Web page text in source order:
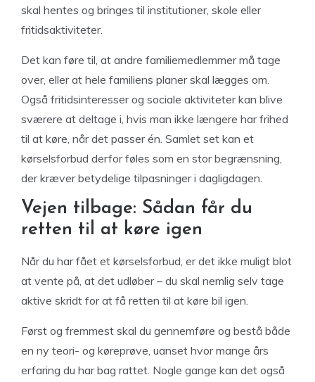
skal hentes og bringes til institutioner, skole eller
fritidsaktiviteter.
Det kan føre til, at andre familiemedlemmer må tage
over, eller at hele familiens planer skal lægges om.
Også fritidsinteresser og sociale aktiviteter kan blive
sværere at deltage i, hvis man ikke længere har frihed
til at køre, når det passer én. Samlet set kan et
kørselsforbud derfor føles som en stor begrænsning,
der kræver betydelige tilpasninger i dagligdagen.
Vejen tilbage: Sådan får du
retten til at køre igen
Når du har fået et kørselsforbud, er det ikke muligt blot
at vente på, at det udløber – du skal nemlig selv tage
aktive skridt for at få retten til at køre bil igen.
Først og fremmest skal du gennemføre og bestå både
en ny teori- og køreprøve, uanset hvor mange års
erfaring du har bag rattet. Nogle gange kan det også